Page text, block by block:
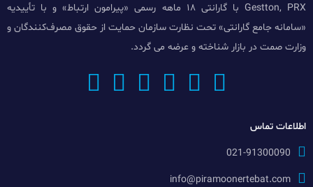
Gestton, PRX با گارانتی ۱۸ ماهه رسمی «پیرامون ارتباط» و با تأییدیه
«سامانه جامع گارانتی» تحت نظارت سازمان حمایت از حقوق مصرف‌کنندگان و
وزارت صمت در بازار شناخته و عرضه می گردد.
اطلاعات تماس
021-91300090
info@piramoonertebat.com